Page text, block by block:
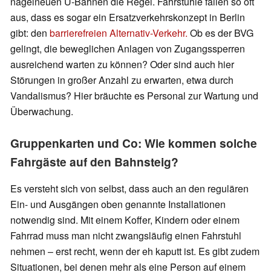
aus, dass es sogar ein Ersatzverkehrskonzept in Berlin
gibt: den barrierefreien Alternativ-Verkehr. Ob es der BVG
gelingt, die beweglichen Anlagen von Zugangssperren
ausreichend warten zu können? Oder sind auch hier
Störungen in großer Anzahl zu erwarten, etwa durch
Vandalismus? Hier bräuchte es Personal zur Wartung und
Überwachung.
Gruppenkarten und Co: Wie kommen solche
Fahrgäste auf den Bahnsteig?
Es versteht sich von selbst, dass auch an den regulären
Ein- und Ausgängen oben genannte Installationen
notwendig sind. Mit einem Koffer, Kindern oder einem
Fahrrad muss man nicht zwangsläufig einen Fahrstuhl
nehmen – erst recht, wenn der eh kaputt ist. Es gibt zudem
Situationen, bei denen mehr als eine Person auf einem